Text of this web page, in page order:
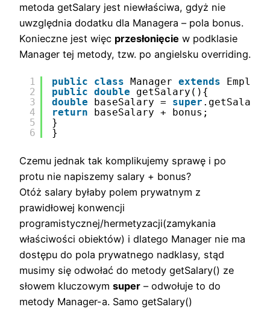
metoda getSalary jest niewłaściwa, gdyż nie
uwzględnia dodatku dla Managera – pola bonus.
Konieczne jest więc przesłonięcie w podklasie
Manager tej metody, tzw. po angielsku overriding.
1
2
3
4
5
6
public class Manager extends
public double
getSalary(){
double
baseSalary = super
return
baseSalary + bonus;
}
}
Czemu jednak tak komplikujemy sprawę i po
protu nie napiszemy salary + bonus?
Otóż salary byłaby polem prywatnym z
prawidłowej konwencji
programistycznej/hermetyzacji(zamykania
właściwości obiektów) i dlatego Manager nie ma
dostępu do pola prywatnego nadklasy, stąd
musimy się odwołać do metody getSalary() ze
słowem kluczowym super – odwołuje to do
metody Manager-a. Samo getSalary()